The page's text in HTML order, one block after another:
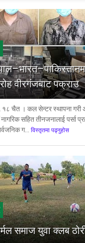
वीरगंजबाट पक्राउ
१८ चैत । कल सेन्टर स्थापना गरी
नागरिक सहित तीनजनालाई पर्सा
ग...
विस्तृतमा पढ्नुहोस
समाज युवा क्लब